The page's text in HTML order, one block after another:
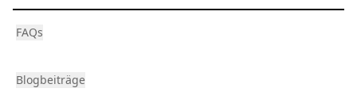
FAQs
Blogbeiträge